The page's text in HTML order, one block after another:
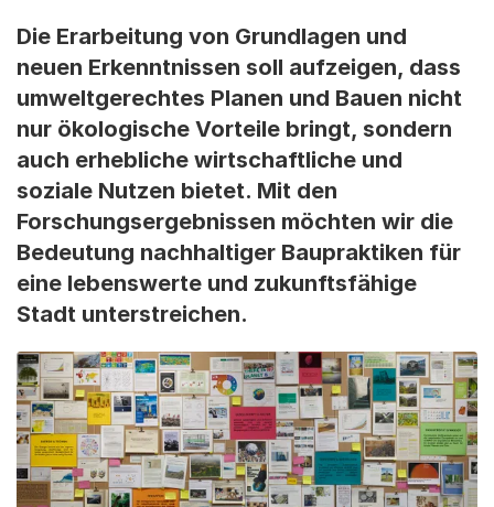
Die Erarbeitung von Grundlagen und
neuen Erkenntnissen soll aufzeigen, dass
umweltgerechtes Planen und Bauen nicht
nur ökologische Vorteile bringt, sondern
auch erhebliche wirtschaftliche und
soziale Nutzen bietet. Mit den
Forschungsergebnissen möchten wir die
Bedeutung nachhaltiger Baupraktiken für
eine lebenswerte und zukunftsfähige
Stadt unterstreichen.